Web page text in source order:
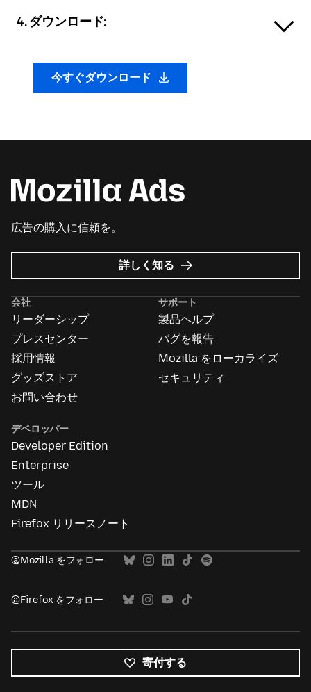
4. ダウンロード:
今すぐダウンロード
広告の購入に信頼を。
Mozilla
広
詳しく知る
会社
リーダーシップ
プレスセンター
採用情報
グッズストア
お問い合わせ
サポート
製品ヘルプ
バグを報告
Mozilla をローカライズ
セキュリティ
デベロッパー
Developer Edition
Enterprise
ツール
MDN
Firefox リリースノート
@Mozilla をフォロー
@Firefox をフォロー
寄付する